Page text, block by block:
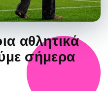
αθλητικά
σήμερα